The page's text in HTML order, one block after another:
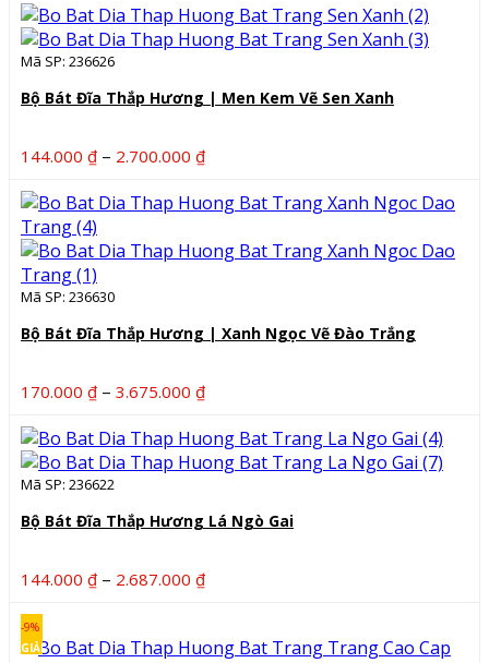
từ
144.000 ₫
2.687.000 ₫
Mã SP: 236626
Bộ Bát Đĩa Thắp Hương | Men Kem Vẽ Sen Xanh
144.000 ₫ – 2.700.000 ₫Khoảng
từ
đến
Mã SP: 236630
Bộ Bát Đĩa Thắp Hương | Xanh Ngọc Vẽ Đào Trắng
170.000 ₫ – 3.675.000 ₫Khoảng
từ
170.000 ₫
3.675.000 ₫
Mã SP: 236622
Bộ Bát Đĩa Thắp Hương Lá Ngò Gai
144.000 ₫ – 2.687.000 ₫Khoảng
144.000 ₫
-9%
GIẢM